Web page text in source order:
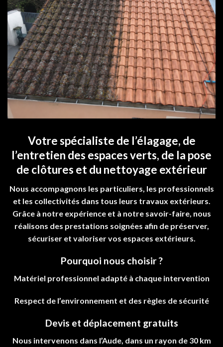
Votre spécialiste de l’élagage, de
l’entretien des espaces verts, de la pose
de clôtures et du nettoyage extérieur
Nous accompagnons les particuliers, les professionnels
et les collectivités dans tous leurs travaux extérieurs.
Grâce à notre expérience et à notre savoir-faire, nous
réalisons des prestations soignées afin de préserver,
sécuriser et valoriser vos espaces extérieurs.
Pourquoi nous choisir ?
Matériel professionnel adapté à chaque intervention
Respect de l’environnement et des règles de sécurité
Devis et déplacement gratuits
Nous intervenons dans l’Aude, dans un rayon de 30 km